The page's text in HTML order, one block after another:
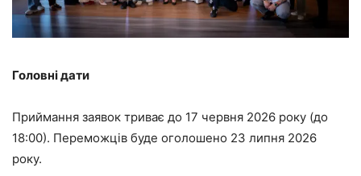
Головні дати
Приймання заявок триває до 17 червня 2026 року (до
18:00). Переможців буде оголошено 23 липня 2026
року.